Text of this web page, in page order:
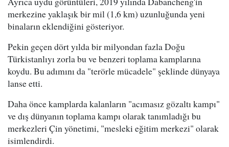
merkezine yaklaşık bir mil (1,6 km) uzunluğunda yeni
binaların eklendiğini gösteriyor.
Pekin geçen dört yılda bir milyondan fazla Doğu
Türkistanlıyı zorla bu ve benzeri toplama kamplarına
koydu. Bu adımını da "terörle mücadele" şeklinde dünyaya
lanse etti.
Daha önce kamplarda kalanların "acımasız gözaltı kampı"
ve dış dünyanın toplama kampı olarak tanımladığı bu
merkezleri Çin yönetimi, "mesleki eğitim merkezi" olarak
isimlendirdi.